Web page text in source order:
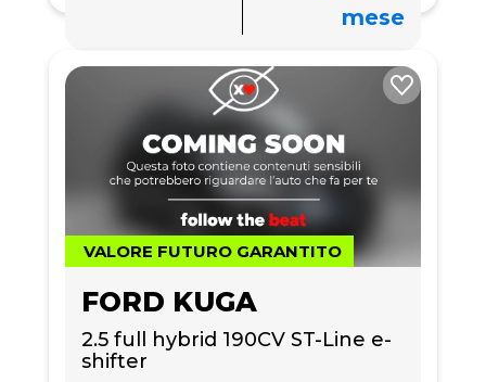
mese
VALORE FUTURO GARANTITO
FORD KUGA
2.5 full hybrid 190CV ST-Line e-
shifter